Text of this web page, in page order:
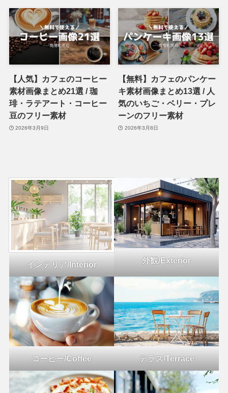
【人気】カフェのコーヒー
素材画像まとめ21選 / 珈
琲・ラテアート・コーヒー
豆のフリー素材
2026年3月9日
【無料】カフェのパンケー
キ素材画像まとめ13選 / 人
気のいちご・ベリー・プレ
ーンのフリー素材
2026年3月8日
インテリア/Interior 外観/Exterior
コーヒー/Coffee テラス/Terrace